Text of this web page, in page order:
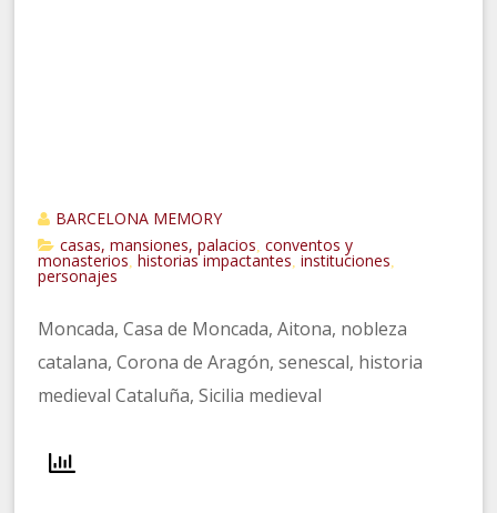
BARCELONA MEMORY
casas, mansiones, palacios
,conventos y
monasterios historias impactantes ,instituciones
personajes
Moncada, Casa de Moncada, Aitona, nobleza
catalana, Corona de Aragón, senescal, historia
medieval Cataluña, Sicilia medieval